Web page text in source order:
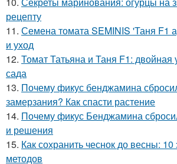
рецепту
11. Семена томата SEMINIS 'Таня F1
и уход
12. Томат Татьяна и Таня F1: двойная
сада
13. Почему фикус бенджамина
замерзания? Как спасти растение
14. Почему фикус Бенджамина
и решения
15. Как сохранить чеснок до весны:
методов